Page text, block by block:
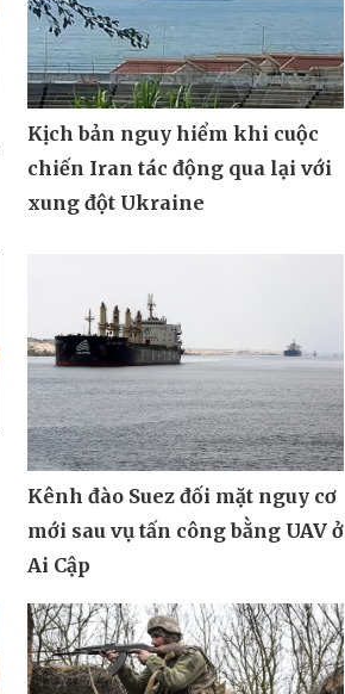
Kịch bản nguy hiểm khi cuộc
chiến Iran tác động qua lại với
xung đột Ukraine
Kênh đào Suez đối mặt nguy cơ
mới sau vụ tấn công bằng UAV ở
Ai Cập